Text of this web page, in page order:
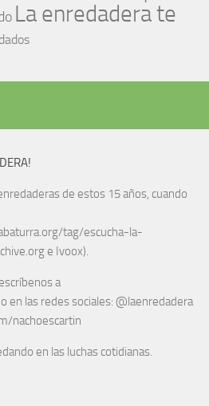
La enredadera te
de estos 15 años, cuando
tag/escucha-la-
e Ivoox).
a
en las redes sociales: @laenredadera
nachoescartin
en las luchas cotidianas.